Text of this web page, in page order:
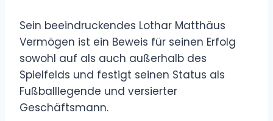
Sein beeindruckendes Lothar Matthäus
Vermögen ist ein Beweis für seinen Erfolg
sowohl auf als auch außerhalb des
Spielfelds und festigt seinen Status als
Fußballlegende und versierter
Geschäftsmann.